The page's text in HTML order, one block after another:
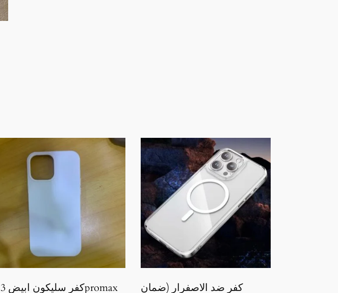
كفر سليكون ابيض 13promax
كفر ضد الاصفرار (ضمان